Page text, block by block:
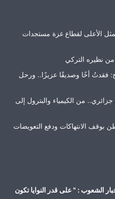
الأعلى لقطاع غزة مستجدات
من نظيره التركي
فقدتُ أخًا وصديقًا عزيزًا.. ورحل
من الكيمياء والبترول إلى
الانتهاكات ودفع التعويضات
الشعوب : " على قدر النوايا تكون